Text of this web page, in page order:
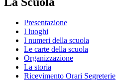
Presentazione
I luoghi
I numeri della scuola
Le carte della scuola
Organizzazione
La storia
Ricevimento Orari Segreterie